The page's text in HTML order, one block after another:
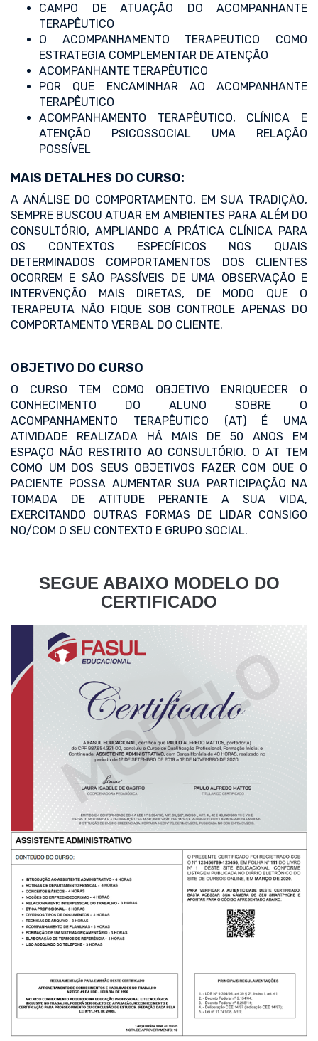
CAMPO DE ATUAÇÃO DO ACOMPANHANTE
TERAPÊUTICO
O ACOMPANHAMENTO TERAPEUTICO COMO
ESTRATEGIA COMPLEMENTAR DE ATENÇÃO
ACOMPANHANTE TERAPÊUTICO
POR QUE ENCAMINHAR AO ACOMPANHANTE
TERAPÊUTICO
ACOMPANHAMENTO TERAPÊUTICO, CLÍNICA E
ATENÇÃO PSICOSSOCIAL UMA RELAÇÃO
POSSÍVEL
MAIS DETALHES DO CURSO:
A ANÁLISE DO COMPORTAMENTO, EM SUA TRADIÇÃO,
SEMPRE BUSCOU ATUAR EM AMBIENTES PARA ALÉM DO
CONSULTÓRIO, AMPLIANDO A PRÁTICA CLÍNICA PARA
OS CONTEXTOS ESPECÍFICOS NOS QUAIS
DETERMINADOS COMPORTAMENTOS DOS CLIENTES
OCORREM E SÃO PASSÍVEIS DE UMA OBSERVAÇÃO E
INTERVENÇÃO MAIS DIRETAS, DE MODO QUE O
TERAPEUTA NÃO FIQUE SOB CONTROLE APENAS DO
COMPORTAMENTO VERBAL DO CLIENTE.
OBJETIVO DO CURSO
O CURSO TEM COMO OBJETIVO ENRIQUECER O
CONHECIMENTO DO ALUNO SOBRE O
ACOMPANHAMENTO TERAPÊUTICO (AT) É UMA
ATIVIDADE REALIZADA HÁ MAIS DE 50 ANOS EM
ESPAÇO NÃO RESTRITO AO CONSULTÓRIO. O AT TEM
COMO UM DOS SEUS OBJETIVOS FAZER COM QUE O
PACIENTE POSSA AUMENTAR SUA PARTICIPAÇÃO NA
TOMADA DE ATITUDE PERANTE A SUA VIDA,
EXERCITANDO OUTRAS FORMAS DE LIDAR CONSIGO
NO/COM O SEU CONTEXTO E GRUPO SOCIAL.
SEGUE ABAIXO MODELO DO
CERTIFICADO